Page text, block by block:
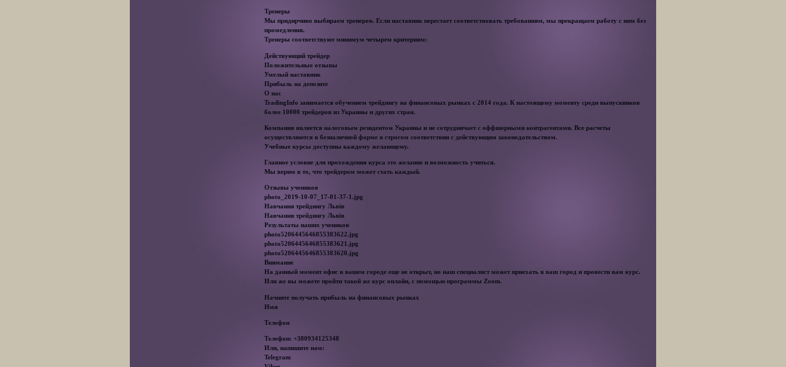
Тренеры
Мы придирчиво выбираем тренеров. Если наставник перестает соответствовать требованиям, мы прекращаем работу с ним без
промедления.
Тренеры соответствуют минимум четырем критериям:
Действующий трейдер
Положительные отзывы
Умелый наставник
Прибыль на депозите
О нас
TradingInfo занимается обучением трейдингу на финансовых рынках с 2014 года. К настоящему моменту среди выпускников
более 10000 трейдеров из Украины и других стран.
Компания является налоговым резидентом Украины и не сотрудничает с оффшорными контрагентами. Все расчеты
осуществляются в безналичной форме в строгом соответствии с действующим законодательством.
Учебные курсы доступны каждому желающему.
Главное условие для прохождения курса это желание и возможность учиться.
Мы верим в то, что трейдером может стать каждый.
Отзывы учеников
photo_2019-10-07_17-01-37-1.jpg
Навчання трейдингу Львів
Навчання трейдингу Львів
Результаты наших учеников
photo5206445646855383622.jpg
photo5206445646855383621.jpg
photo5206445646855383620.jpg
Внимание
На данный момент офис в вашем городе еще не открыт, но наш специалист может приехать в ваш город и провести вам курс.
Или же вы можете пройти такой же курс онлайн, с помощью программы Zoom.
Начните получать прибыль на финансовых рынках
Имя
Телефон
Телефон: +380934125348
Или, напишите нам:
Telegram